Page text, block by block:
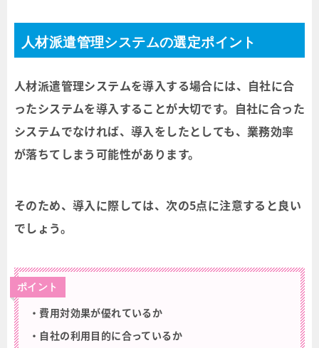
人材派遣管理システムの選定ポイント
人材派遣管理システムを導入する場合には、自社に合
ったシステムを導入することが大切です。自社に合った
システムでなければ、導入をしたとしても、業務効率
が落ちてしまう可能性があります。
そのため、導入に際しては、次の5点に注意すると良い
でしょう。
ポイント
・費用対効果が優れているか
・自社の利用目的に合っているか